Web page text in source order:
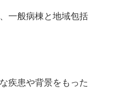
一般病棟と地域包括
疾患や背景をもった